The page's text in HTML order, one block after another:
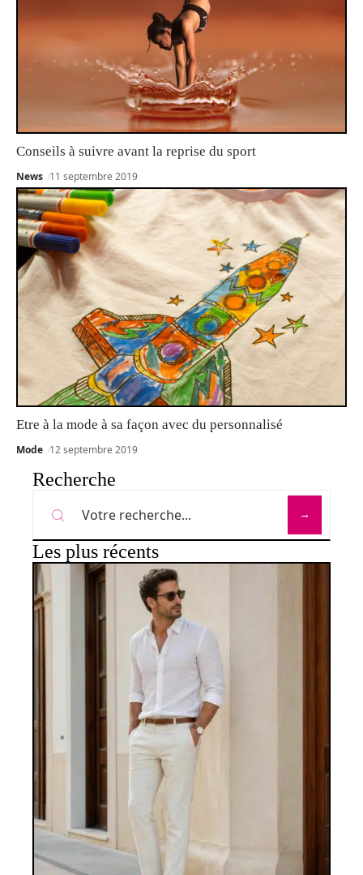
Conseils à suivre avant la reprise du sport
News 11 septembre 2019
Etre à la mode à sa façon avec du personnalisé
Mode 12 septembre 2019
Recherche
Les plus récents